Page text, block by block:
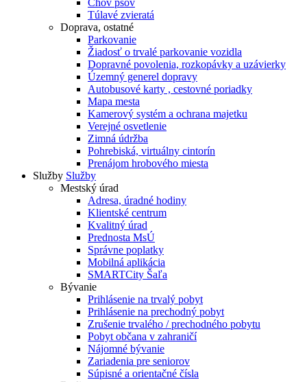
Chov psov
Túlavé zvieratá
Doprava, ostatné
Parkovanie
Žiadosť o trvalé parkovanie vozidla
Dopravné povolenia, rozkopávky a uzávierky
Územný generel dopravy
Autobusové karty , cestovné poriadky
Mapa mesta
Kamerový systém a ochrana majetku
Verejné osvetlenie
Zimná údržba
Pohrebiská, virtuálny cintorín
Prenájom hrobového miesta
Služby Služby
Mestský úrad
Adresa, úradné hodiny
Klientské centrum
Kvalitný úrad
Prednosta MsÚ
Správne poplatky
Mobilná aplikácia
SMARTCity Šaľa
Bývanie
Prihlásenie na trvalý pobyt
Prihlásenie na prechodný pobyt
Zrušenie trvalého / prechodného pobytu
Pobyt občana v zahraničí
Nájomné bývanie
Zariadenia pre seniorov
Súpisné a orientačné čísla